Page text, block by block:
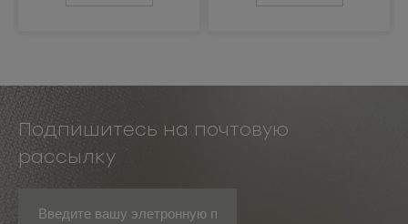
Подпишитесь на почтовую
рассылку